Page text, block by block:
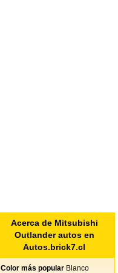
Acerca de Mitsubishi
Outlander autos en
Autos.brick7.cl
Color más popularBlanco